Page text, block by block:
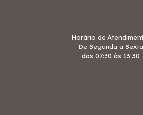
Horário de
De Segunda a Sexta
das 07:30 às 13:30